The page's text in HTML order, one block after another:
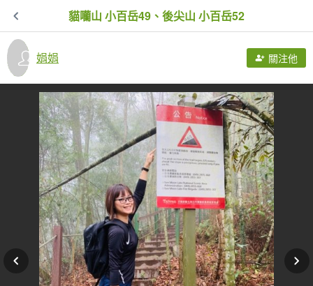
貓囒山 小百岳49、後尖山 小百岳52
娟娟 關注他